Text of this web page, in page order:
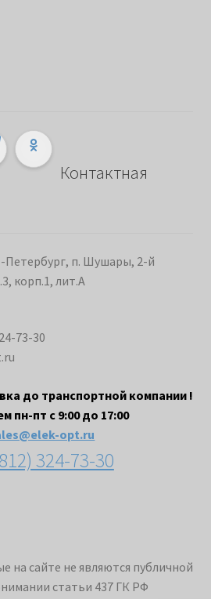
Контактная
Петербург, п. Шушары, 2-й
корп.1, лит.А
73-30
до транспортной компании !
пн-пт с 9:00 до 17:00
opt.ru
324-73-30
на сайте не являются публичной
статьи 437 ГК РФ